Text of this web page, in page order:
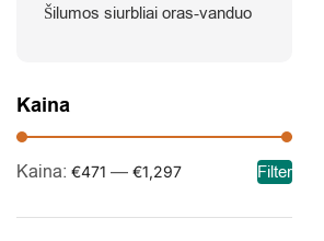
Šilumos siurbliai oras-vanduo
Kaina
Filter
Kaina: €471 — €1,297